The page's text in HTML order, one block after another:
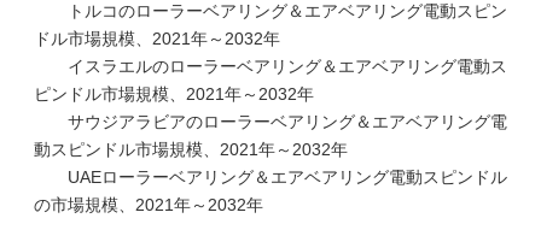
トルコのローラーベアリング＆エアベアリング電動スピン
ドル市場規模、2021年～2032年
イスラエルのローラーベアリング＆エアベアリング電動ス
ピンドル市場規模、2021年～2032年
サウジアラビアのローラーベアリング＆エアベアリング電
動スピンドル市場規模、2021年～2032年
UAEローラーベアリング＆エアベアリング電動スピンドル
の市場規模、2021年～2032年